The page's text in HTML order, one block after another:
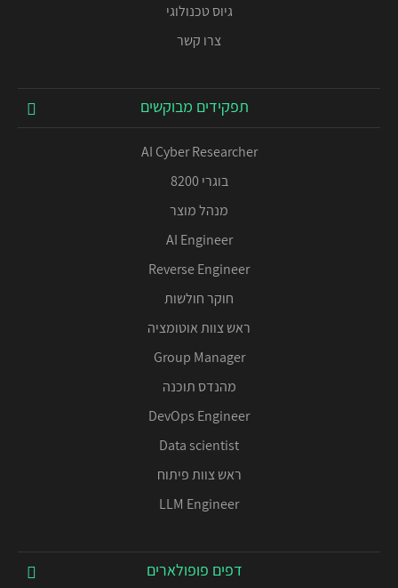
גיוס טכנולוגי
צרו קשר
תפקידים מבוקשים
AI Cyber Researcher
בוגרי 8200
מנהל מוצר
AI Engineer
Reverse Engineer
חוקר חולשות
ראש צוות אוטומציה
Group Manager
מהנדס תוכנה
DevOps Engineer
Data scientist
ראש צוות פיתוח
LLM Engineer
דפים פופולארים